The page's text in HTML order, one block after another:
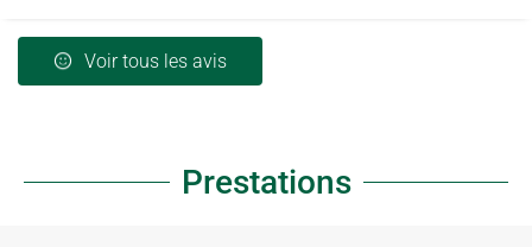
Voir tous les avis
Prestations